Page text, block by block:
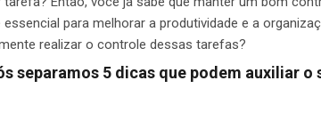
para melhorar a produtividade e a
realizar o controle dessas tarefas?
separamos 5 dicas que podem auxiliar o